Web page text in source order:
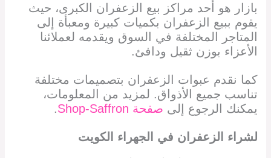
بازار هو أحد مراكز بيع الزعفران الكبرى، حيث
يقوم ببيع الزعفران بكميات كبيرة ومعبأة إلى
المتاجر المختلفة في السوق ويقدمه لعملائنا
الأعزاء بوزن ثقيل ودافئ.
كما نقدم عبوات الزعفران بتصميمات مختلفة
تناسب جميع الأذواق. لمزيد من المعلومات،
يمكنك الرجوع إلى صفحة Shop-Saffron .
لشراء الزعفران في الجهراء الكويت